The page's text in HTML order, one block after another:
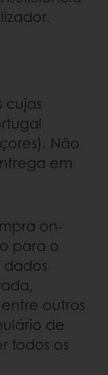
cujas
Não
em
on-
para o
dados
outros
de
todos os